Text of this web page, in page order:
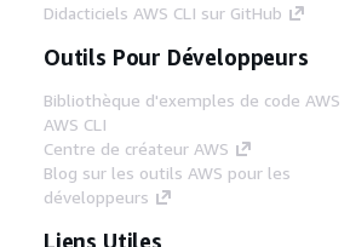
Didacticiels AWS CLI sur GitHub
Outils Pour Développeurs
Bibliothèque d'exemples de code AWS
AWS CLI
Centre de créateur AWS
Blog sur les outils AWS pour les
développeurs
Liens Utiles